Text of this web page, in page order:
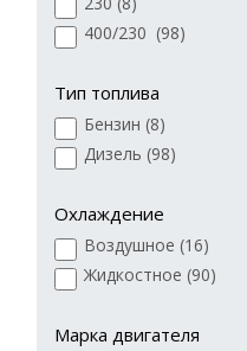
400/230 (98)
Тип топлива
Бензин (8)
Дизель (98)
Охлаждение
Воздушное (16)
Жидкостное (90)
Марка двигателя